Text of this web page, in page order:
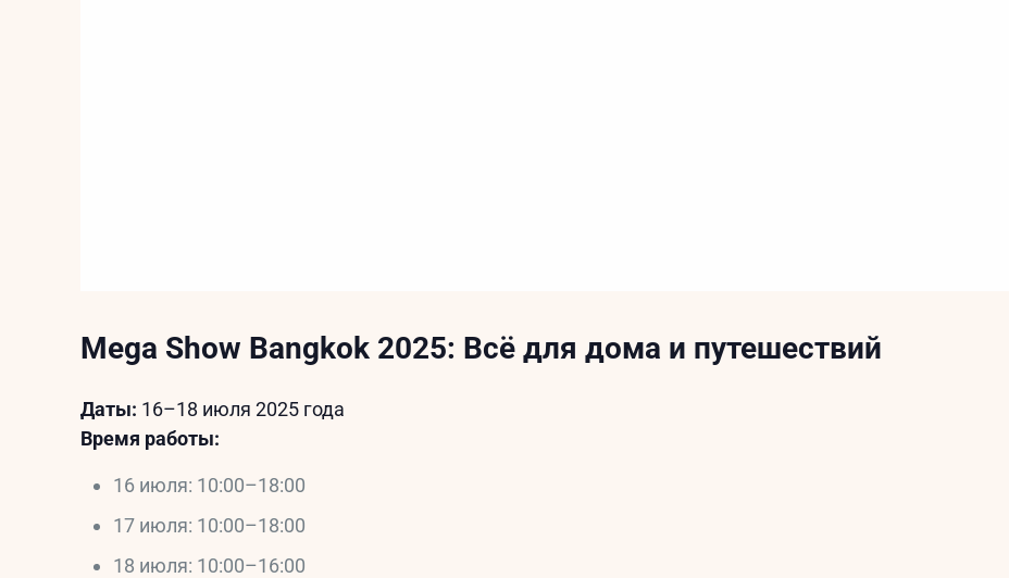
Mega Show Bangkok 2025: Всё для дома и путешествий
Даты: 16–18 июля 2025 года
Время работы:
16 июля: 10:00–18:00
17 июля: 10:00–18:00
18 июля: 10:00–16:00